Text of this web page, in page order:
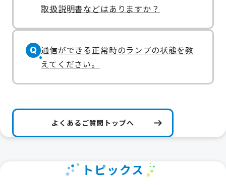
取扱説明書などはありますか？
Q 通信ができる正常時のランプの状態を教
えてください。
よくあるご質問トップへ
トピックス